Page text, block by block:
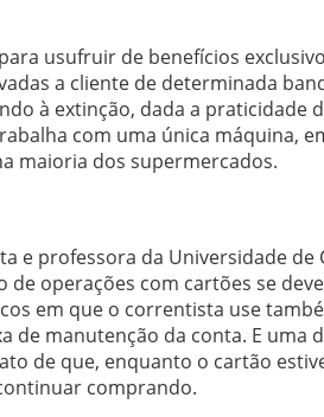
usufruir de benefícios
a cliente de determinada
à extinção, dada a praticidade
com uma única máquina,
maioria dos supermercados.
e professora da Universidade de
operações com cartões se
em que o correntista use
manutenção da conta. E uma
de que, enquanto o cartão
comprando.